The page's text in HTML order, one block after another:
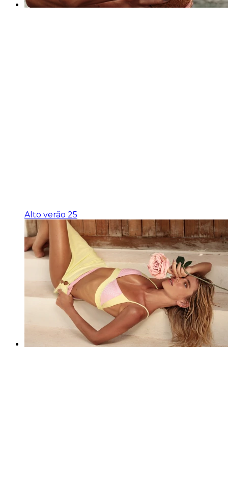
Alto verão 25